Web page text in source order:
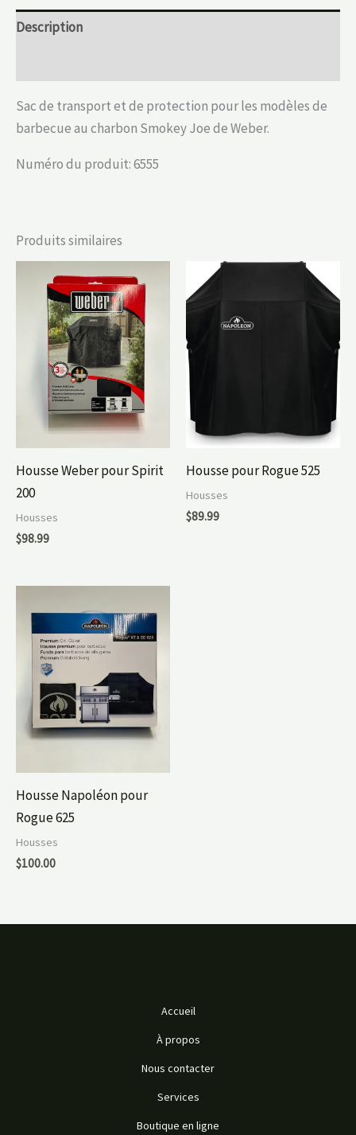
Description
Sac de transport et de protection pour les modèles de
barbecue au charbon Smokey Joe de Weber.
Numéro du produit: 6555
Produits similaires
Housse Weber pour Spirit
200
Housses
$98.99
Housse pour Rogue 525
Housses
$89.99
Housse Napoléon pour
Rogue 625
Housses
$100.00
Accueil
À propos
Nous contacter
Services
Boutique en ligne